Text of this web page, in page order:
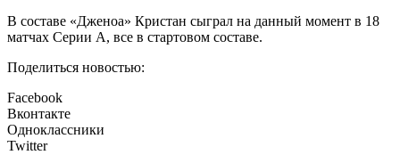
В составе «Дженоа» Кристан сыграл на данный момент в 18
матчах Серии А, все в стартовом составе.
Поделиться новостью:
Facebook
Вконтакте
Одноклассники
Twitter